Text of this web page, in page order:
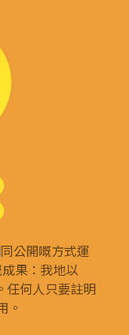
公開嘅方式運
果：我地以
任何人只要註明
。